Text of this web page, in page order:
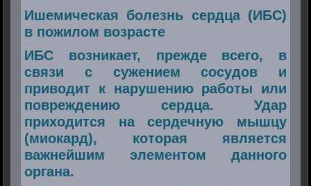
Ишемическая болезнь сердца (ИБС)
в пожилом возрасте
ИБС возникает, прежде всего, в
связи с сужением сосудов и
приводит к нарушению работы или
повреждению сердца. Удар
приходится на сердечную мышцу
(миокард), которая является
важнейшим элементом данного
органа.